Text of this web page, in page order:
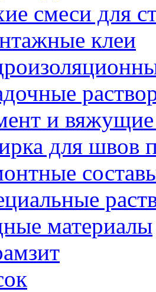
смеси для
клеи
и
для швов
материалы